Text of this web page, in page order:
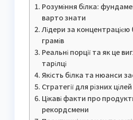
Розуміння білка:
варто знати
Лідери за концентрацією
грамів
Реальні порції та як це
тарілці
Якість білка та нюанси
Стратегії для різних цілей
Цікаві факти про
рекордсмени